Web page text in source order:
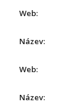
Web:
Název:
Web:
Název: